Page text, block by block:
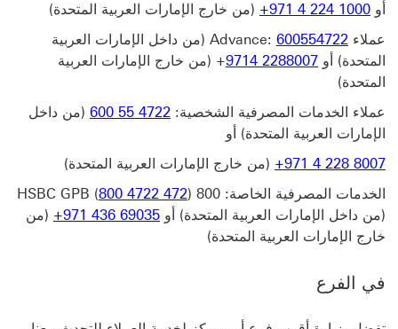
أو +971 4 224 1000 (من خارج الإمارات العربية المتحدة)
عملاء Advance: 600554722
(من داخل الإمارات العربية
المتحدة) أو 9714 2288007+ (من خارج الإمارات العربية
المتحدة)
عملاء الخدمات المصرفية الشخصية: ‎600 55 4722 (من داخل
الإمارات العربية المتحدة) أو
‎+971 4 228 8007 (من خارج الإمارات العربية المتحدة)
الخدمات المصرفية الخاصة: 800 HSBC GPB (
800 4722 472)
(من داخل الإمارات العربية المتحدة) أو +971 436 69035 (من
خارج الإمارات العربية المتحدة)
في الفرع